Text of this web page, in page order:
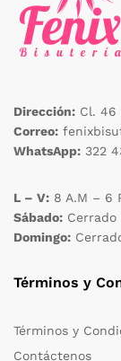
Dirección: Cl. 46
Correo:
WhatsApp: 322
L – V: 8 A.M – 6
Sábado: Cerrado
Domingo:
Términos y
Términos y
Contáctenos